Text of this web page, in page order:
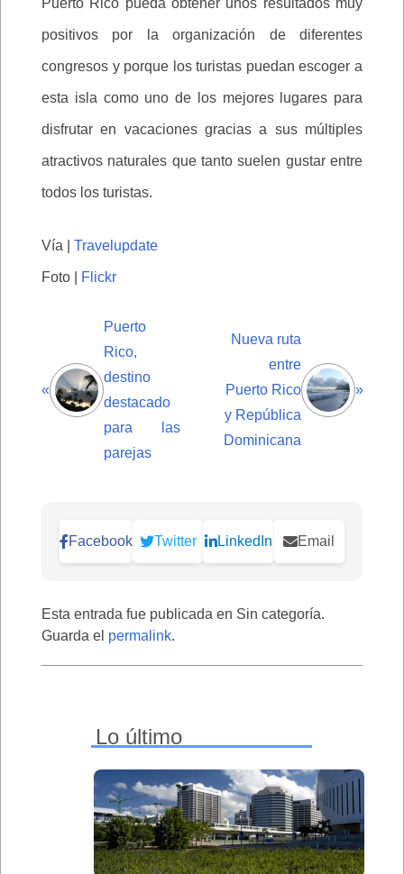
positivos por la organización de diferentes
congresos y porque los turistas puedan escoger a
esta isla como uno de los mejores lugares para
disfrutar en vacaciones gracias a sus múltiples
atractivos naturales que tanto suelen gustar entre
todos los turistas.
Vía | Travelupdate
Foto | Flickr
«
Puerto
Rico,
destino
destacado
para las
parejas
Nueva ruta
entre
Puerto Rico
y República
Dominicana
»
Facebook Twitter LinkedIn Email
Esta entrada fue publicada en Sin categoría.
Guarda el permalink.
Lo último